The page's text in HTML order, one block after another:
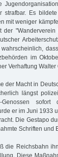
strafbar. Es
mit weniger
der
im
Verhaftung
der Macht in
längst
sofort
er im Juni 1933
Die Gestapo
Schriften und
die Reichsbahn